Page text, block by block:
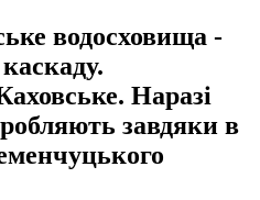
водосховища -
Наразі
завдяки в